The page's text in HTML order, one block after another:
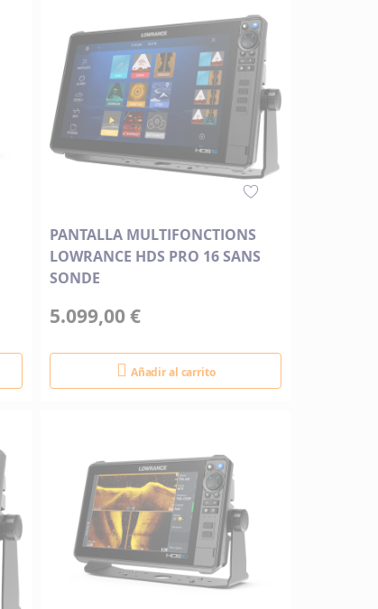
PANTALLA MULTIFONCTIONS
LOWRANCE HDS PRO 16 SANS
SONDE
5.099,00 €
Añadir al carrito